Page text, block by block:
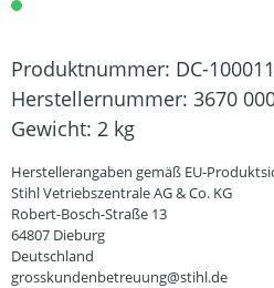
Produktnummer: DC-
Herstellernummer: 3670
Gewicht: 2 kg
Herstellerangaben gemäß EU-
Stihl Vetriebszentrale AG & Co. KG
Robert-Bosch-Straße 13
64807 Dieburg
Deutschland
grosskundenbetreuung@stihl.de